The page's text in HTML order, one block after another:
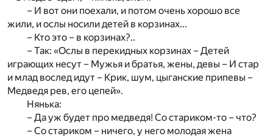
– И вот они поехали, и потом очень хорошо все
жили, и ослы носили детей в корзинах...
– Кто это – в корзинах?..
– Так: «Ослы в перекидных корзинах – Детей
играющих несут – Мужья и братья, жены, девы – И стар
и млад вослед идут – Крик, шум, цыганские припевы –
Медведя рев, его цепей».
Нянька:
– Да уж будет про медведя! Со стариком-то – что?
– Со стариком – ничего, у него молодая жена